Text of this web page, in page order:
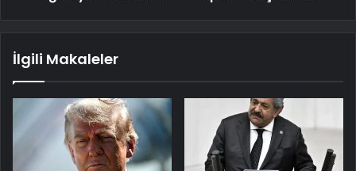
İlgili Makaleler